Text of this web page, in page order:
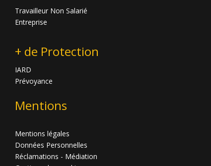
Travailleur Non Salarié
Entreprise
+ de Protection
IARD
Prévoyance
Mentions
Mentions légales
Données Personnelles
Réclamations - Médiation